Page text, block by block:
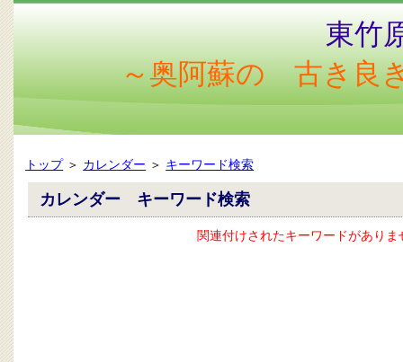
東竹
～奥阿蘇の 古き良
トップ＞ カレンダー ＞ キーワード検索
カレンダー キーワード検索
関連付けされたキーワードがありま